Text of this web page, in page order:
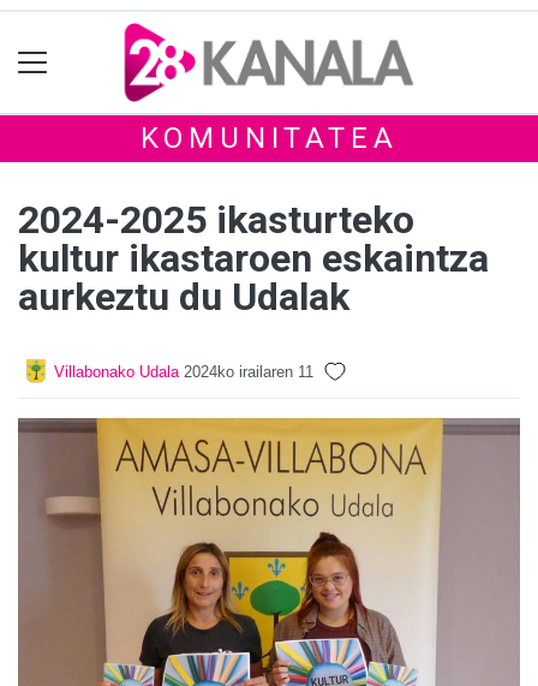
KOMUNITATEA
2024-2025 ikasturteko
kultur ikastaroen eskaintza
aurkeztu du Udalak
Villabonako Udala 2024ko irailaren 11